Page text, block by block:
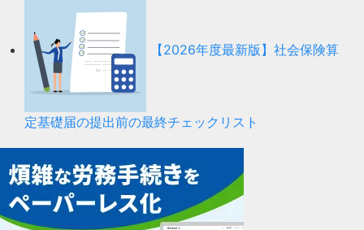
【2026年度最新版】社会保険算
定基礎届の提出前の最終チェックリスト